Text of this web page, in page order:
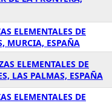
ELEMENTALES DE
MURCIA, ESPAÑA
ELEMENTALES DE
LAS PALMAS, ESPAÑA
ELEMENTALES DE